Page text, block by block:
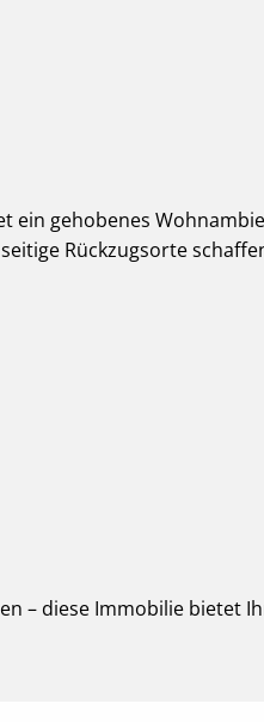
ein gehobenes
Rückzugsorte
– diese Immobilie bietet